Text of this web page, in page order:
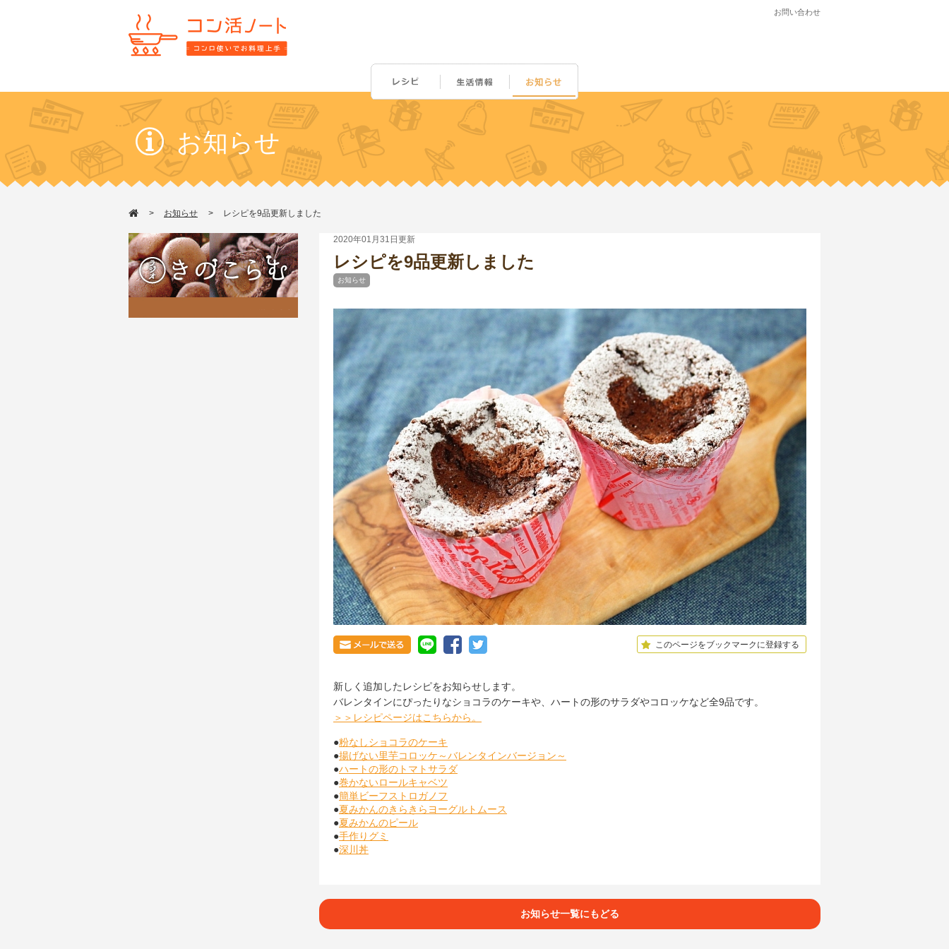
お問い合わせ
お知らせ
お知らせ レシピを9品更新しました
2020年01月31日更新
レシピを9品更新しました
お知らせ
このページをブックマークに登録する
新しく追加したレシピをお知らせします。
バレンタインにぴったりなショコラのケーキや、ハートの形のサラダやコロッケなど全9品です。
＞＞レシピページはこちらから。
●粉なしショコラのケーキ
●揚げない里芋コロッケ～バレンタインバージョン～
●ハートの形のトマトサラダ
●巻かないロールキャベツ
●簡単ビーフストロガノフ
●夏みかんのきらきらヨーグルトムース
●夏みかんのピール
●手作りグミ
●深川丼
お知らせ一覧にもどる